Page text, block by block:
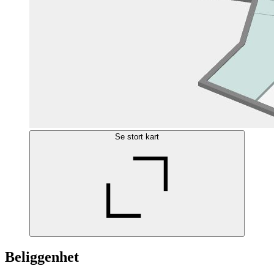
Se stort kart
Beliggenhet